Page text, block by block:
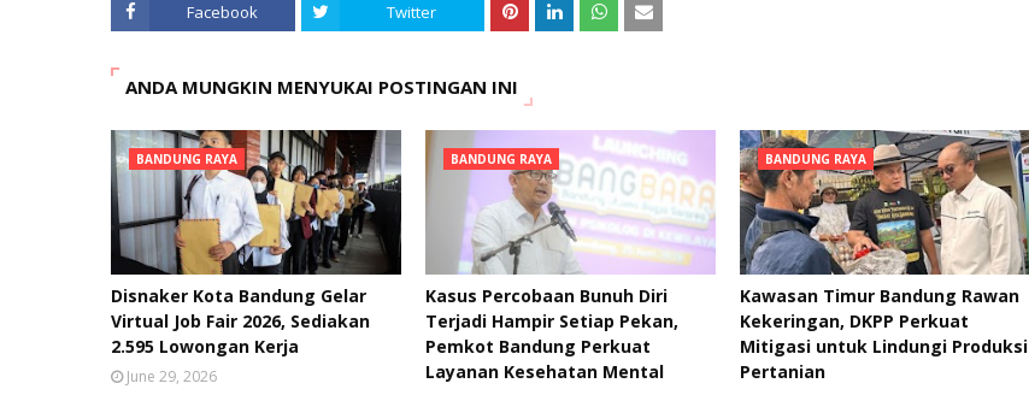
Facebook Twitter
ANDA MUNGKIN MENYUKAI POSTINGAN INI
BANDUNG RAYA
Disnaker Kota Bandung Gelar
Virtual Job Fair 2026, Sediakan
2.595 Lowongan Kerja
June 29, 2026
BANDUNG RAYA
Kasus Percobaan Bunuh Diri
Terjadi Hampir Setiap Pekan,
Pemkot Bandung Perkuat
Layanan Kesehatan Mental
BANDUNG RAYA
Kawasan Timur Bandung Rawan
Kekeringan, DKPP Perkuat
Mitigasi untuk Lindungi Produksi
Pertanian